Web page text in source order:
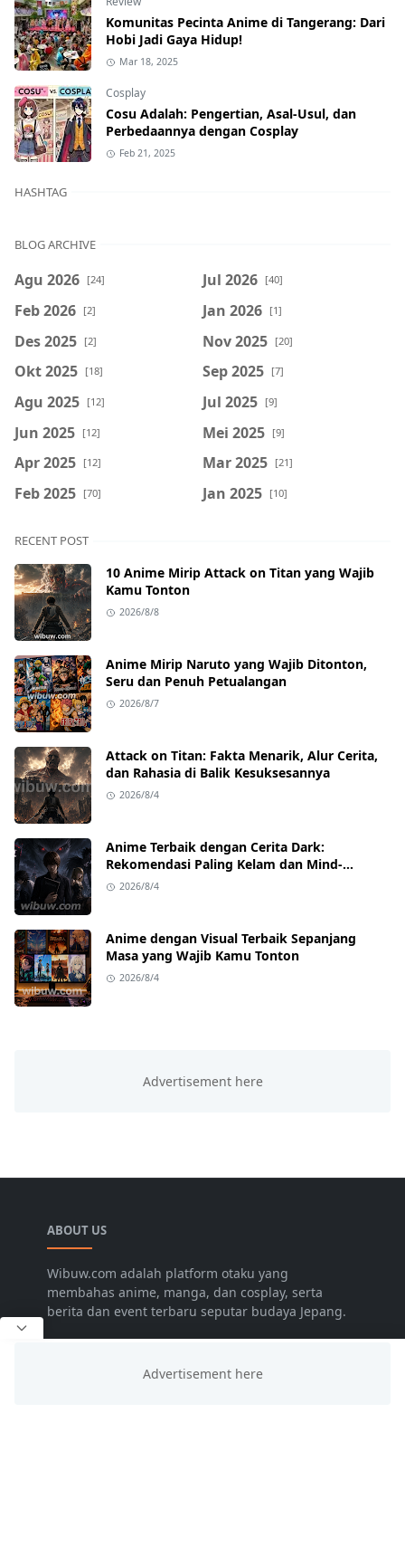
Komunitas Pecinta Anime di Tangerang: Dari
Hobi Jadi Gaya Hidup!
Mar 18, 2025
Cosplay
Cosu Adalah: Pengertian, Asal-Usul, dan
Perbedaannya dengan Cosplay
Feb 21, 2025
HASHTAG
BLOG ARCHIVE
Agu 2026 [24] Jul 2026 [40]
Feb 2026 [2] Jan 2026 [1]
Des 2025 [2] Nov 2025 [20]
Okt 2025 [18] Sep 2025 [7]
Agu 2025 [12] Jul 2025 [9]
Jun 2025 [12] Mei 2025 [9]
Apr 2025 [12] Mar 2025 [21]
Feb 2025 [70] Jan 2025 [10]
RECENT POST
10 Anime Mirip Attack on Titan yang Wajib
Kamu Tonton
2026/8/8
Anime Mirip Naruto yang Wajib Ditonton,
Seru dan Penuh Petualangan
2026/8/7
Attack on Titan: Fakta Menarik, Alur Cerita,
dan Rahasia di Balik Kesuksesannya
2026/8/4
Anime Terbaik dengan Cerita Dark:
Rekomendasi Paling Kelam dan Mind-
Blowing
2026/8/4
Anime dengan Visual Terbaik Sepanjang
Masa yang Wajib Kamu Tonton
2026/8/4
ABOUT US
Wibuw.com adalah platform otaku yang
membahas anime, manga, dan cosplay, serta
berita dan event terbaru seputar budaya Jepang.